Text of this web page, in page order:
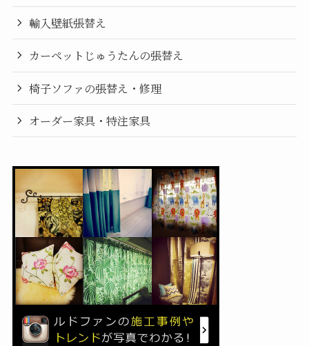
輸入壁紙張替え
カーペットじゅうたんの張替え
椅子ソファの張替え・修理
オーダー家具・特注家具